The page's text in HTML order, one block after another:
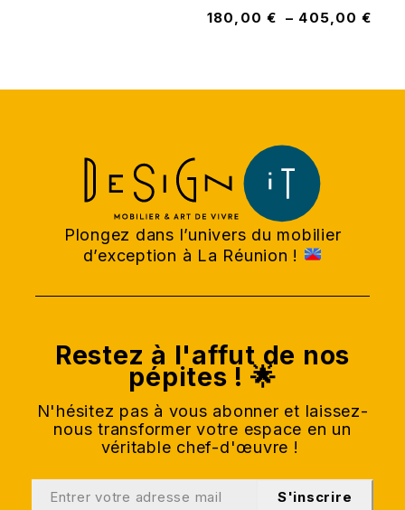
180,00 € – 405,00€
Plongez dans l’univers du mobilier
d’exception à La Réunion !
Restez à l'affut de nos
pépites ! 🌟
N'hésitez pas à vous abonner et laissez-
nous transformer votre espace en un
véritable chef-d'œuvre !
S'inscrire